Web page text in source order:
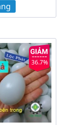
36.7%